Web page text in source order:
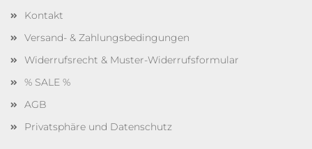
Kontakt
Versand- & Zahlungsbedingungen
Widerrufsrecht & Muster-Widerrufsformular
% SALE %
AGB
Privatsphäre und Datenschutz